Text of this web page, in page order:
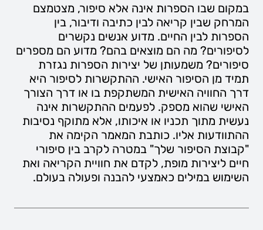
במקום שבו הספרות אינה אלא סיפור, מצטמצם
המרחק שבין קריאה לבין כתיבה ודיבור, בין
הספרות לבין החיים. מדוע אנשים נקשרים
לסיפורים? מה הם מוצאים בהם? מדוע הם מספרים
סיפורים? משמעותן של יצירות הספרות נגזרת
תמיד מן הסיפור האישי. ההתקשרות לסיפור היא
דרך החוויה האישית המשתקפת בו או דרך הצורך
האישי שהוא מספק. לפעמים ההתקשרות אינה
נעשית מתוך תכניו או איכותו, אלא מתוקף נסיבות
ההתוודעות אליו. כותבת המאמר הקימה את
"קבוצת הסיפור שלך" במטרה לקרב בין סיפורי
חיים ליצירות מופת, לקדם את חוויית הקריאה ואת
השימוש במילים כאמצעי להבנה ופעולה בעולם.